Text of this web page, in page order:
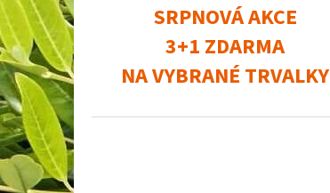
SRPNOVÁ AKCE
3+1 ZDARMA
NA VYBRANÉ TRVALKY